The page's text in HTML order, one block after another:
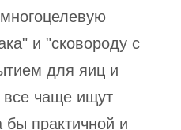
и "сковороду с
для яиц и
все чаще ищут
бы практичной и